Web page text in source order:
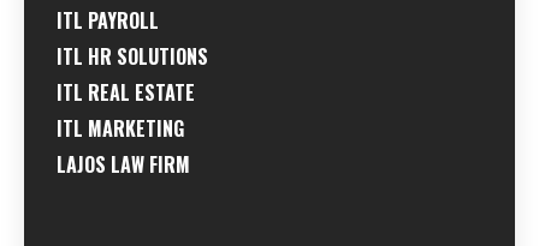
ITL PAYROLL
ITL HR SOLUTIONS
ITL REAL ESTATE
ITL MARKETING
LAJOS LAW FIRM